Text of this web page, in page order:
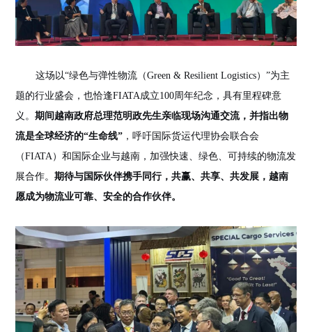
这场以“绿色与弹性物流（Green & Resilient Logistics）”为主
题的行业盛会，也恰逢FIATA成立100周年纪念，具有里程碑意
义 。期间越南政府总理范明政先生亲临现场沟通交流，并指出物
流是全球经济的“生命线” ，呼吁国际货运代理协会联合会
（FIATA）和国际企业与越南，加强快速、绿色、可持续的物流发
展合作。期待与国际伙伴携手同行，共赢、共享、共发展，越南
愿成为物流业可靠、安全的合作伙伴。